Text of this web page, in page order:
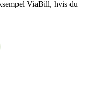
ViaBill, hvis du